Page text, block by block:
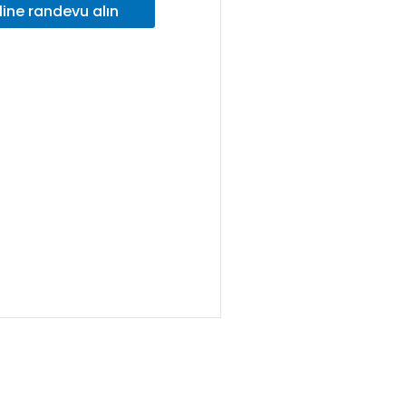
randevu alın